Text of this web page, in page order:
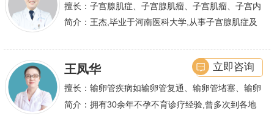
擅长：子宫腺肌症、子宫腺肌瘤、子宫肌瘤、子宫内
膜异位症等,长年致力于妇科微创手术及显微妇科手
卵管堵塞、输卵管复通、输卵管粘连等女性输卵管性
不孕及子宫性不孕、多囊卵巢等都有丰富诊疗经验
简介：王杰,毕业于河南医科大学,从事子宫腺肌症及
王凤华
擅长：输卵管疾病如输卵管复通、输卵管堵塞、输卵
管积水、输卵管粘连；盆腔粘连、宫腔粘连、多囊卵
简介：拥有30余年不孕不育诊疗经验,曾多次到各地
立即咨询